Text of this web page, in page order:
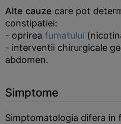
Alte cauze care pot
constipatiei:
- oprirea fumatului
- interventii chirurgicale
abdomen.
Simptome
Simptomatologia difera in